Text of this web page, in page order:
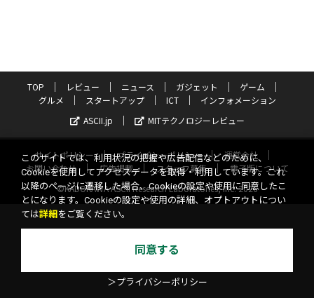
TOP レビュー ニュース ガジェット
ゲーム
グルメ
スタートアップ ICT
インフォメーション
ASCII.jp
MITテクノロジーレビュー
サイトポリシー プライバシーポリシー
運営会社
お問い合わせ
広告掲載 スタッフ募集
電子版について
©KADOKAWA ASCII Research Laboratories, Inc. 2026
このサイトでは、利用状況の把握や広告配信などのために、
Cookieを使用してアクセスデータを取得・利用しています。これ
以降のページに遷移した場合、Cookieの設定や使用に同意したこ
とになります。Cookieの設定や使用の詳細、オプトアウトについ
ては詳細 をご覧ください。
同意する
＞プライバシーポリシー